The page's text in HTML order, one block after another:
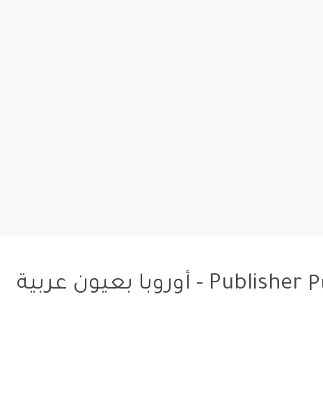
Publisher - أوروبا بعيون عربية